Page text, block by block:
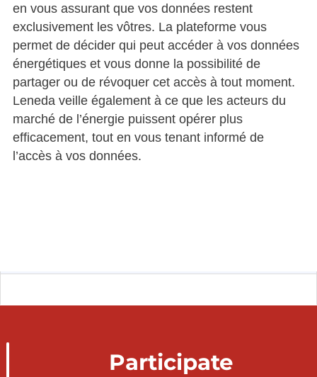
en vous assurant que vos données restent
exclusivement les vôtres. La plateforme vous
permet de décider qui peut accéder à vos données
énergétiques et vous donne la possibilité de
partager ou de révoquer cet accès à tout moment.
Leneda veille également à ce que les acteurs du
marché de l’énergie puissent opérer plus
efficacement, tout en vous tenant informé de
l’accès à vos données.
Participate